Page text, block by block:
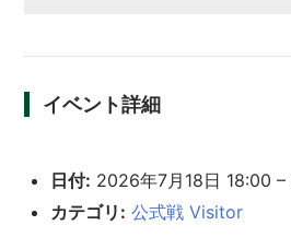
イベント詳細
日付: 2026年7月18日 18:00 –
カテゴリ: 公式戦 Visitor